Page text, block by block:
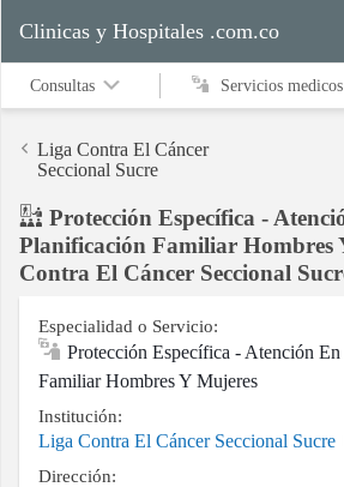
Servicios
medicos
Ciudades
Buscar
Clinicas y Hospitales .com.co
Consultas Servicios medicos
Liga Contra El Cáncer
Seccional Sucre
Protección Específica -
Planificación Familiar Hombres
Contra El Cáncer Seccional
Especialidad o Servicio:
Protección Específica - Atención
Familiar Hombres Y Mujeres
Institución:
Liga Contra El Cáncer Seccional Sucre
Dirección: